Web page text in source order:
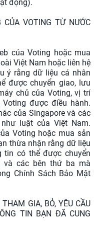
động).
VOTING TỪ NƯỚC
của Voting hoặc mua
Việt Nam hoặc liên hệ
ý rằng dữ liệu cá nhân
được chuyển giao, lưu
chủ của Voting, vị trí
được điều hành.
của Singapore và các
luật của Việt Nam.
Voting hoặc mua sản
thừa nhận rằng dữ liệu
tin có thể được chuyển
và các bên thứ ba mà
Chính Sách Bảo Mật
GIA, BỎ, YÊU CẦU
TIN BẠN ĐÃ CUNG